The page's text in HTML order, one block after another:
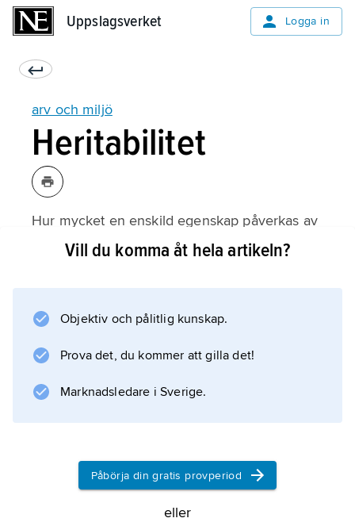
Uppslagsverket Logga in
arv och miljö
Heritabilitet
Hur mycket en enskild egenskap påverkas av
arv respektive miljö kan uttryckas med måttet
uppkomsten av egenskapen är heritabiliteten
100 %. De flesta egenskaper beror på en
Vill du komma åt hela artikeln?
Objektiv och pålitlig kunskap.
Prova det, du kommer att gilla det!
Marknadsledare i Sverige.
Påbörja din gratis provperiod
eller